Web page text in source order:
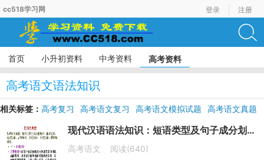
cc518学习网 登录 注册
首页 小升初资料 中考资料 高考资料
高考语文语法知识
相关标签： 高考复习 高考语文复习 高考语文模拟试题
高考语文真题
现代汉语语法知识：短语类型及句子成分划分课件（共19张PPT）
高考语文 阅读(640)